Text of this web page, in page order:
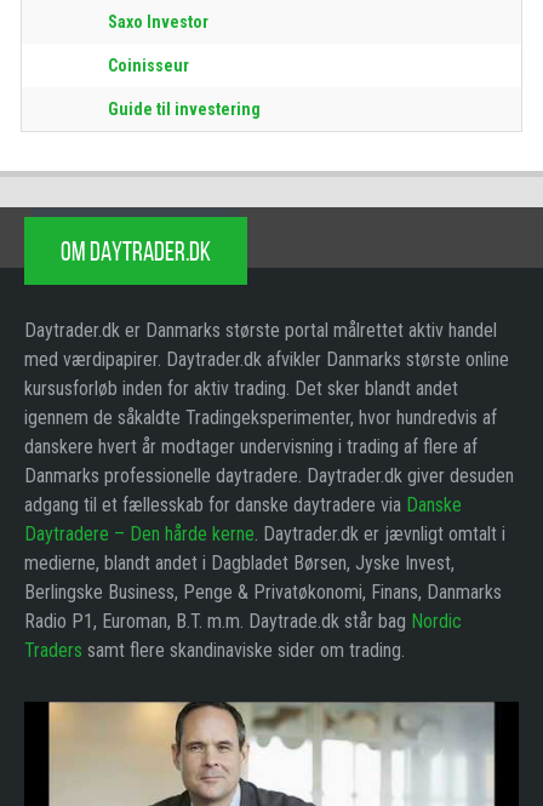
Saxo Investor
Coinisseur
Guide til investering
OM DAYTRADER.DK
Daytrader.dk er Danmarks største portal målrettet aktiv handel
med værdipapirer. Daytrader.dk afvikler Danmarks største online
kursusforløb inden for aktiv trading. Det sker blandt andet
igennem de såkaldte Tradingeksperimenter, hvor hundredvis af
danskere hvert år modtager undervisning i trading af flere af
Danmarks professionelle daytradere. Daytrader.dk giver desuden
adgang til et fællesskab for danske daytradere via Danske
Daytradere – Den hårde kerne. Daytrader.dk er jævnligt omtalt i
medierne, blandt andet i Dagbladet Børsen, Jyske Invest,
Berlingske Business, Penge & Privatøkonomi, Finans, Danmarks
Radio P1, Euroman, B.T. m.m. Daytrade.dk står bag Nordic
Traders samt flere skandinaviske sider om trading.